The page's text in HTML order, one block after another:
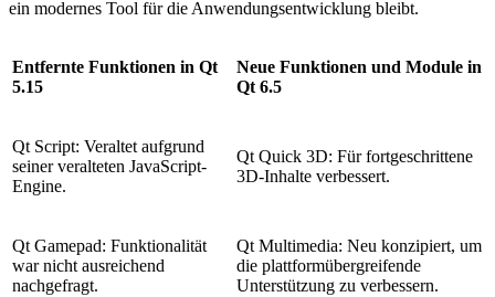
ein modernes Tool für die Anwendungsentwicklung bleibt.
Entfernte Funktionen in Qt
5.15
Neue Funktionen und Module in
Qt 6.5
Qt Script: Veraltet aufgrund
seiner veralteten JavaScript-
Engine.
Qt Quick 3D: Für fortgeschrittene
3D-Inhalte verbessert.
Qt Gamepad: Funktionalität
war nicht ausreichend
nachgefragt.
Qt Multimedia: Neu konzipiert, um
die plattformübergreifende
Unterstützung zu verbessern.